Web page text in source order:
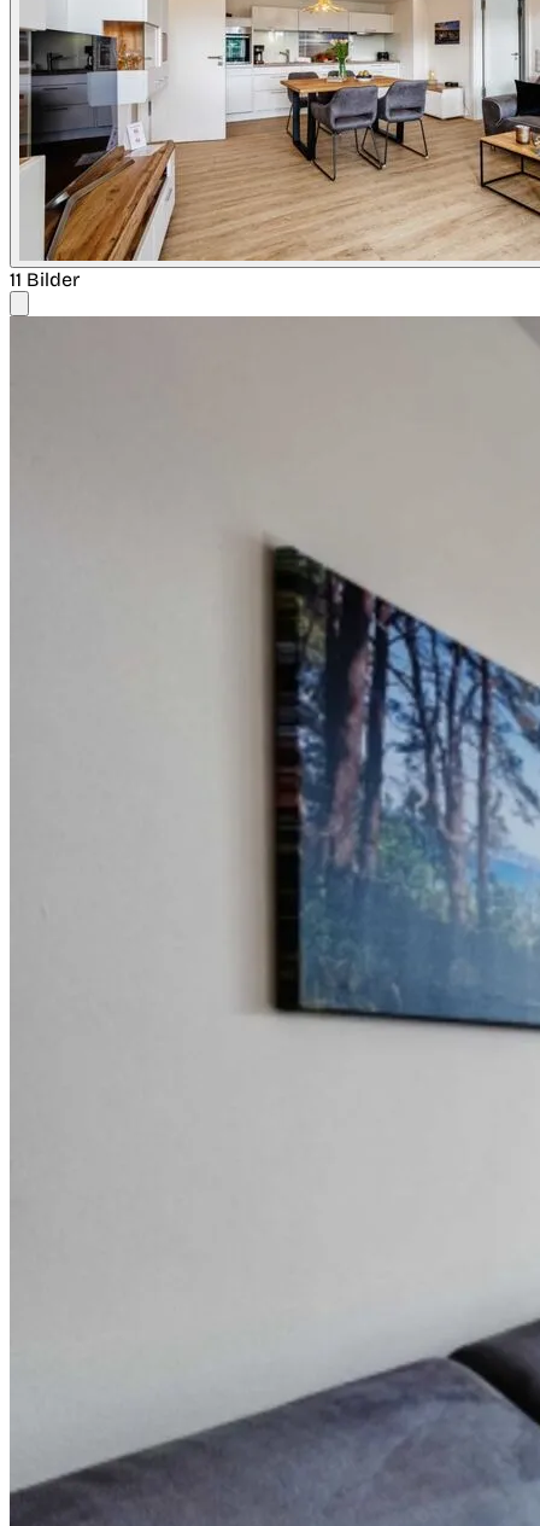
11 Bilder